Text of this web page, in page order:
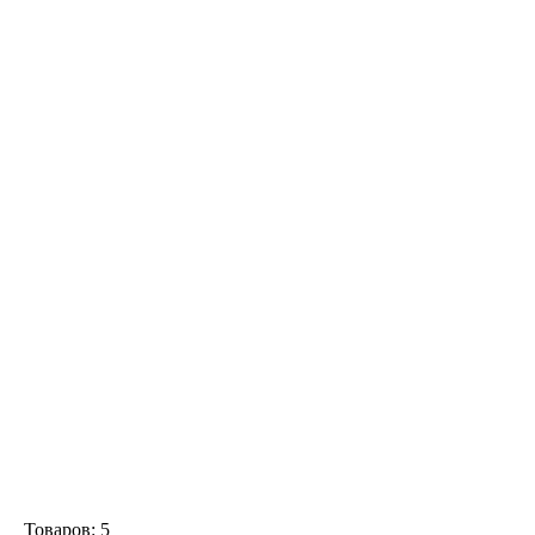
Товаров: 5